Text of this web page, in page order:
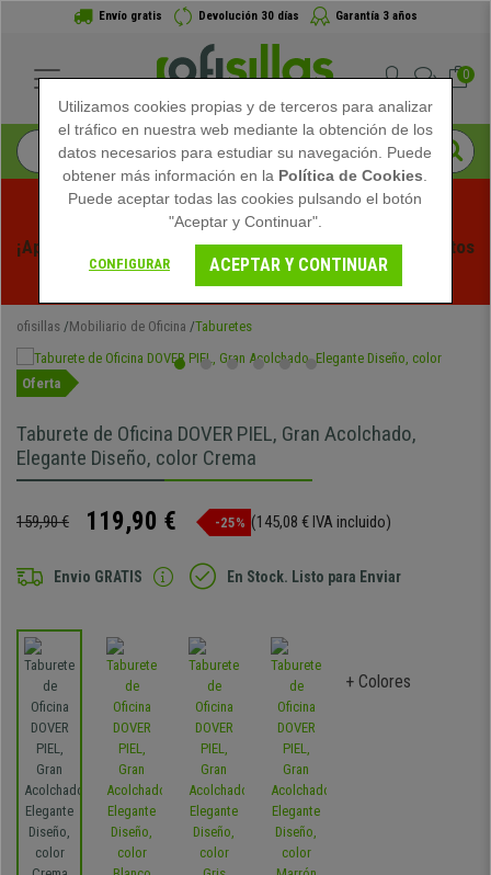
Envío gratis Devolución 30 días Garantía 3 años
0
¡Aprovecha las Rebajas de Verano en Ofisillas! Descuentos
Exclusivos por Tiempo Limitado - Ver Promo
ofisillas Mobiliario de Oficina Taburetes
Oferta
Taburete de Oficina DOVER PIEL, Gran Acolchado,
Elegante Diseño, color Crema
159,90 € 119,90 € -25% (145,08 € IVA incluido)
Envio GRATIS En Stock. Listo para Enviar
+ Colores
Utilizamos cookies propias y de terceros para analizar
el tráfico en nuestra web mediante la obtención de los
datos necesarios para estudiar su navegación. Puede
obtener más información en la Política de Cookies
Puede aceptar todas las cookies pulsando el botón
"Aceptar y Continuar".
CONFIGURAR ACEPTAR Y CONTINUAR